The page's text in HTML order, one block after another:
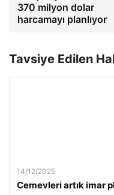
370 milyon dolar
harcamayı planlıyor
Tavsiye Edilen
14/12/2025
Cemevleri artık imar